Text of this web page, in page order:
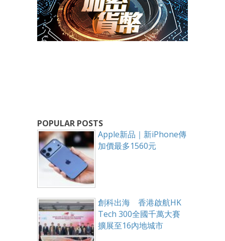
POPULAR POSTS
Apple新品｜新iPhone傳
加價最多1560元
創科出海 香港啟航HK
Tech 300全國千萬大賽
擴展至16內地城市